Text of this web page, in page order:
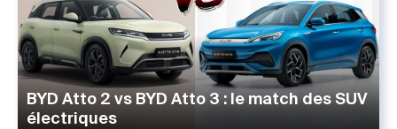
BYD Atto 2 vs BYD Atto 3 : le match des SUV
électriques